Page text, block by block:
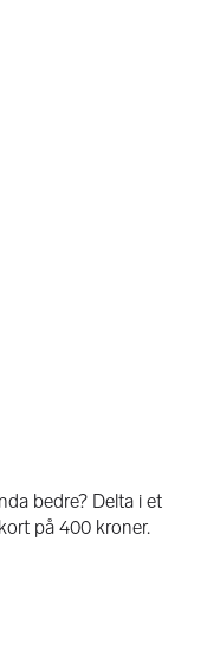
bedre? Delta i et
på 400 kroner.